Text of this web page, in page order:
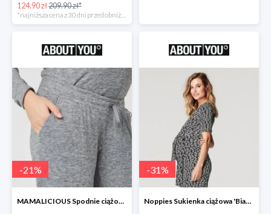
124.90 zł209.90 zł*
*najniższa cena z 30 dni przed obniżką
-21%
MAMALICIOUS Spodnie ciążowe -21%
-31%
Noppies Sukienka ciążowa 'Bianca' -31%